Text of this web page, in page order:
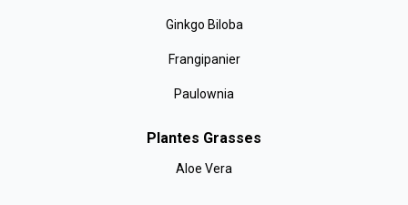
Ginkgo Biloba
Frangipanier
Paulownia
Plantes Grasses
Aloe Vera